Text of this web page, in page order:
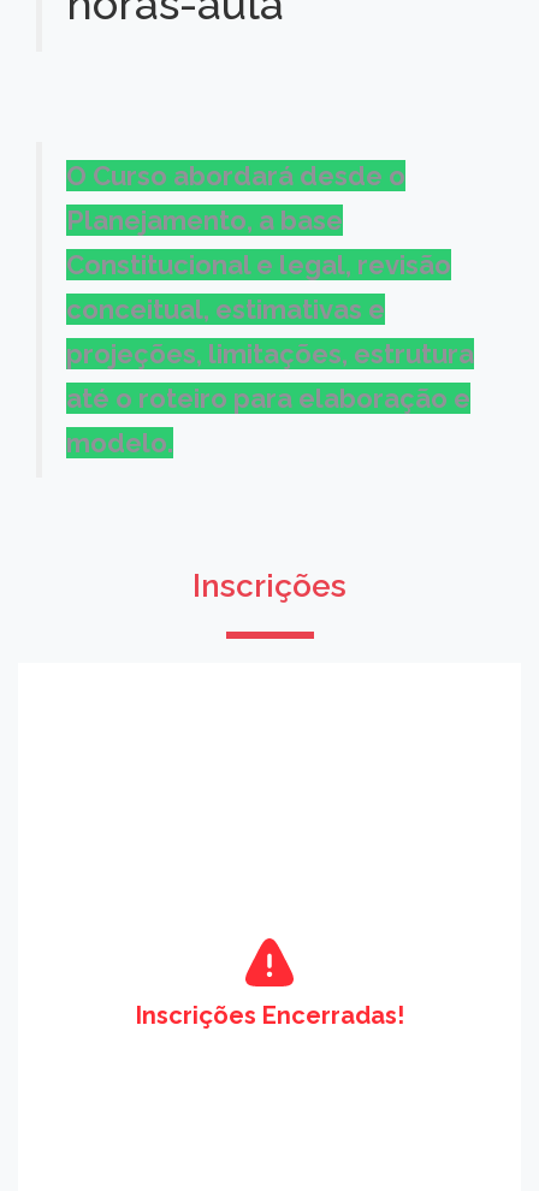
O Curso abordará desde o
Planejamento, a base
Constitucional e legal, revisão
conceitual, estimativas e
projeções, limitações, estrutura
até o roteiro para elaboração e
modelo.
Inscrições
Inscrições Encerradas!